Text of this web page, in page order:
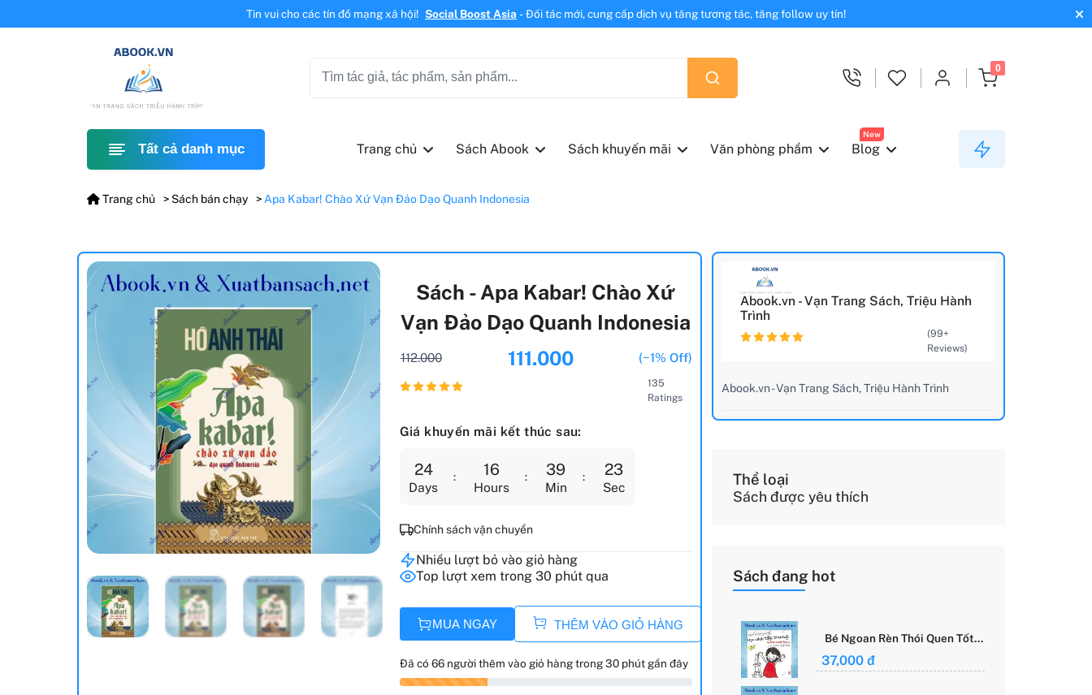
Tin vui cho các tín đồ mạng xã hội! Social Boost Asia - Đối tác mới, cung cấp dịch vụ tăng tương tác, tăng follow uy tín!
0
Tất cả danh mục Trang chủ Sách Abook Sách khuyến mãi Văn phòng phẩm
New
Blog
Trang chủ Sách bán chạy Apa Kabar! Chào Xứ Vạn Đảo Dạo Quanh Indonesia
Sách - Apa Kabar! Chào Xứ
Vạn Đảo Dạo Quanh Indonesia
112.000 111.000 (~1% Off)
135
Ratings
Giá khuyến mãi kết thúc sau:
24
Days
16
Hours
39
Min
21
Sec
Chính sách vận chuyển
Nhiều lượt bỏ vào giỏ hàng
Top lượt xem trong 30 phút qua
MUA NGAY THÊM VÀO GIỎ HÀNG
Đã có 66 người thêm vào giỏ hàng trong 30 phút gần đây
Abook.vn - Vạn Trang Sách, Triệu Hành
Trình
(99+
Reviews)
Abook.vn - Vạn Trang Sách, Triệu Hành Trình
Thể loại
Sách được yêu thích
Sách đang hot
Bé Ngoan Rèn Thói Quen Tốt -
37,000 đ